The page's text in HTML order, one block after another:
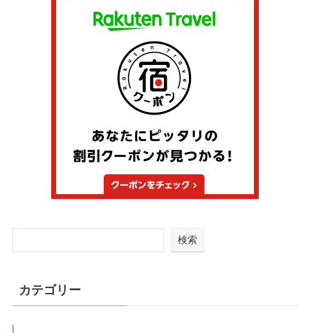
検索
カテゴリー